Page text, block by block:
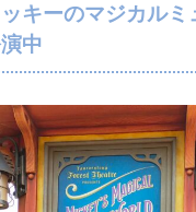
キーのマジカルミ
中